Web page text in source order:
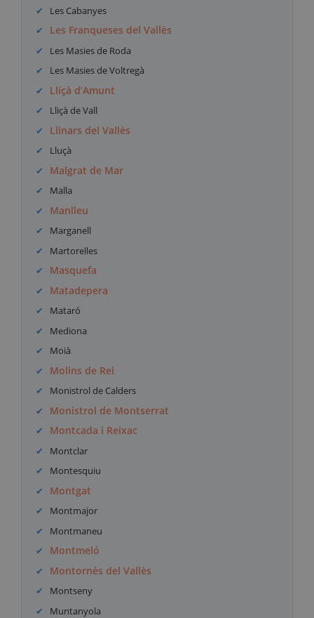
Les Cabanyes
Les Franqueses del Vallès
Les Masies de Roda
Les Masies de Voltregà
Lliçà d’Amunt
Lliçà de Vall
Llinars del Vallès
Lluçà
Malgrat de Mar
Malla
Manlleu
Marganell
Martorelles
Masquefa
Matadepera
Mataró
Mediona
Moià
Molins de Rei
Monistrol de Calders
Monistrol de Montserrat
Montcada i Reixac
Montclar
Montesquiu
Montgat
Montmajor
Montmaneu
Montmeló
Montornès del Vallès
Montseny
Muntanyola